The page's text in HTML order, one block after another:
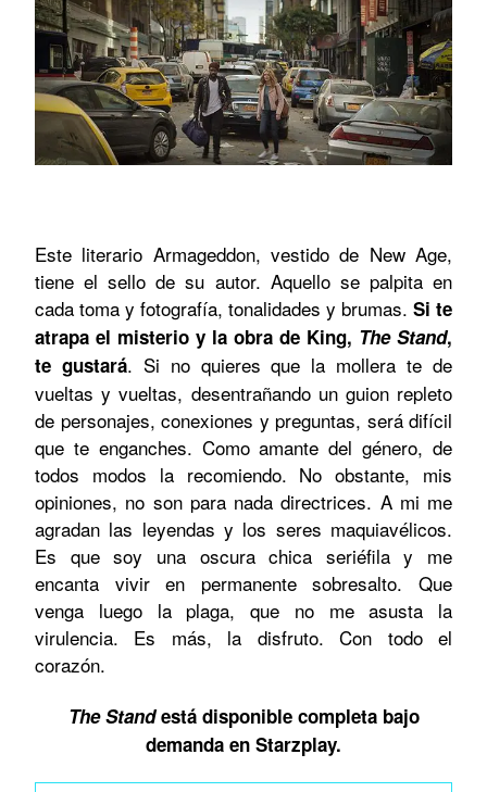
Este literario Armageddon, vestido de New Age,
tiene el sello de su autor. Aquello se palpita en
cada toma y fotografía, tonalidades y brumas. Si te
atrapa el misterio y la obra de King, The Stand,
te gustará. Si no quieres que la mollera te de
vueltas y vueltas, desentrañando un guion repleto
de personajes, conexiones y preguntas, será difícil
que te enganches. Como amante del género, de
todos modos la recomiendo. No obstante, mis
opiniones, no son para nada directrices. A mi me
agradan las leyendas y los seres maquiavélicos.
Es que soy una oscura chica seriéfila y me
encanta vivir en permanente sobresalto. Que
venga luego la plaga, que no me asusta la
virulencia. Es más, la disfruto. Con todo el
corazón.
The Standestá disponible completa bajo
demanda en Starzplay.